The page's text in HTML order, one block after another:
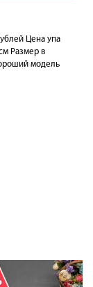
Цена упа
Размер в
модель